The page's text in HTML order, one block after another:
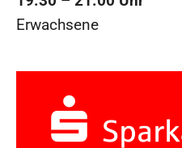
Erwachsene